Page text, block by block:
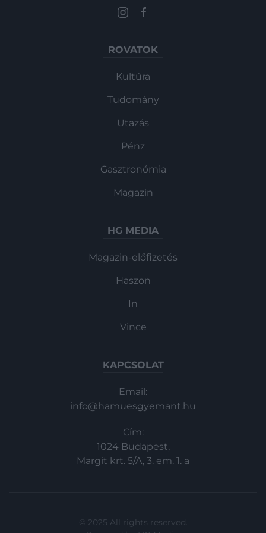
ROVATOK
Kultúra
Tudomány
Utazás
Pénz
Gasztronómia
Magazin
HG MEDIA
Magazin-előfizetés
Haszon
In
Vince
KAPCSOLAT
Email:
info@hamuesgyemant.hu
Cím:
1024 Budapest,
Margit krt. 5/A, 3. em. 1. a
© 2025 All rights reserved.